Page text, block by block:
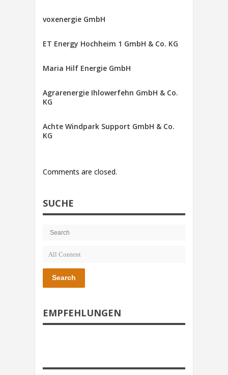
voxenergie GmbH
ET Energy Hochheim 1 GmbH & Co. KG
Maria Hilf Energie GmbH
Agrarenergie Ihlowerfehn GmbH & Co.
KG
Achte Windpark Support GmbH & Co.
KG
Comments are closed.
SUCHE
Search
EMPFEHLUNGEN